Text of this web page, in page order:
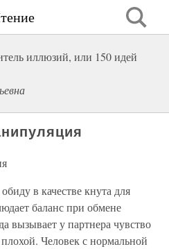
иллюзий, или 150 идей
в качестве кнута для
баланс при обмене
вызывает у партнера чувство
Человек с нормальной